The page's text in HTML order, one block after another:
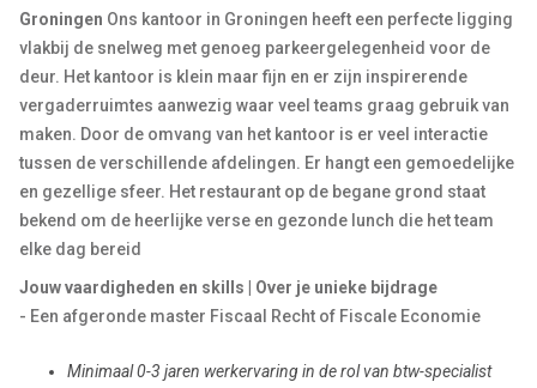
Groningen Ons kantoor in Groningen heeft een perfecte ligging
vlakbij de snelweg met genoeg parkeergelegenheid voor de
deur. Het kantoor is klein maar fijn en er zijn inspirerende
vergaderruimtes aanwezig waar veel teams graag gebruik van
maken. Door de omvang van het kantoor is er veel interactie
tussen de verschillende afdelingen. Er hangt een gemoedelijke
en gezellige sfeer. Het restaurant op de begane grond staat
bekend om de heerlijke verse en gezonde lunch die het team
elke dag bereid
Jouw vaardigheden en skills | Over je unieke bijdrage
- Een afgeronde master Fiscaal Recht of Fiscale Economie
Minimaal 0-3 jaren werkervaring in de rol van btw-specialist